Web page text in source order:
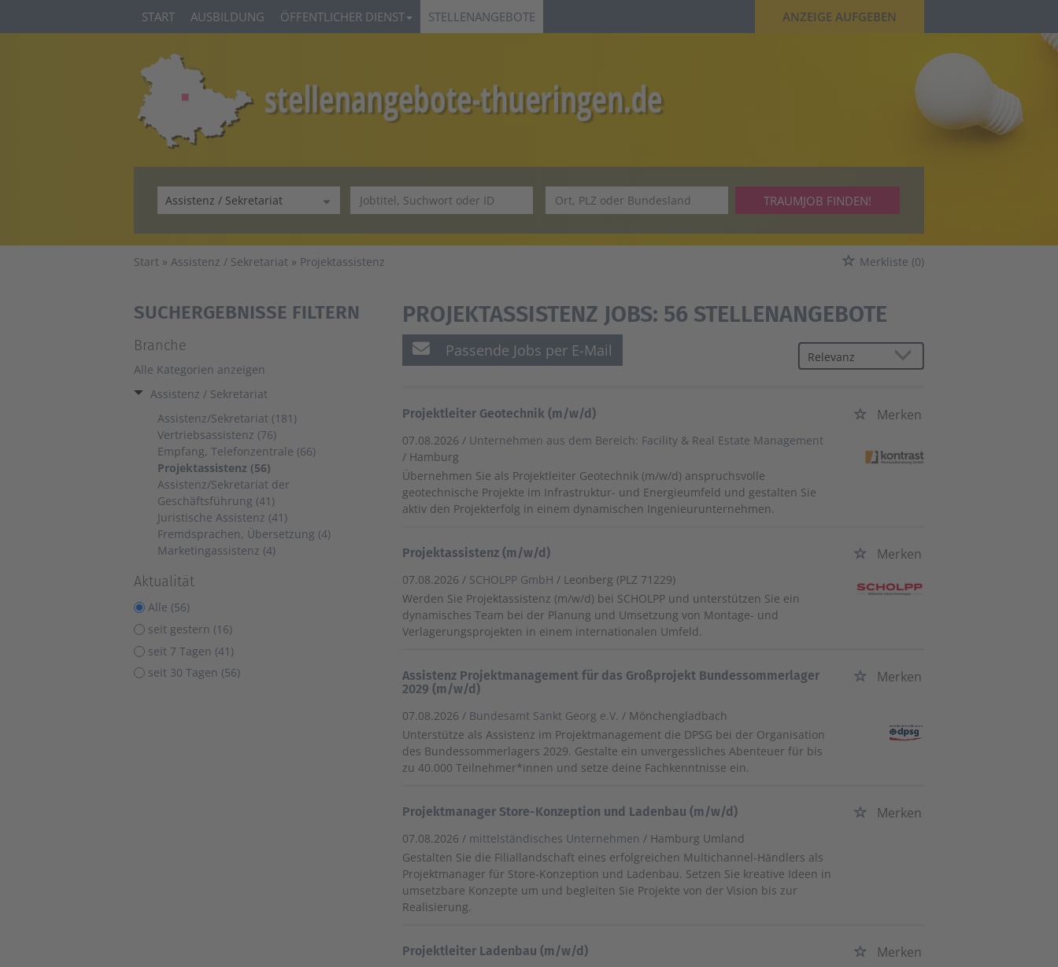
START AUSBILDUNG ÖFFENTLICHER DIENST STELLENANGEBOTE ANZEIGE AUFGEBEN
TRAUMJOB FINDEN!
Start Assistenz / Sekretariat Projektassistenz Merkliste (0)
SUCHERGEBNISSE FILTERN
Branche
Alle Kategorien anzeigen
Assistenz / Sekretariat
Assistenz/Sekretariat (181)
Vertriebsassistenz (76)
Empfang, Telefonzentrale (66)
Projektassistenz (56)
Assistenz/Sekretariat der
Geschäftsführung (41)
Juristische Assistenz (41)
Fremdsprachen, Übersetzung (4)
Marketingassistenz (4)
Aktualität
Alle (56)
seit gestern (16)
seit 7 Tagen (41)
seit 30 Tagen (56)
PROJEKTASSISTENZ JOBS: 56 STELLENANGEBOTE
Passende Jobs per E-Mail
Projektleiter Geotechnik (m/w/d) Merken
07.08.2026 / Unternehmen aus dem Bereich: Facility & Real Estate Management
/ Hamburg
Übernehmen Sie als Projektleiter Geotechnik (m/w/d) anspruchsvolle
geotechnische Projekte im Infrastruktur- und Energieumfeld und gestalten Sie
aktiv den Projekterfolg in einem dynamischen Ingenieurunternehmen.
Projektassistenz (m/w/d) Merken
07.08.2026 / SCHOLPP GmbH / Leonberg (PLZ 71229)
Werden Sie Projektassistenz (m/w/d) bei SCHOLPP und unterstützen Sie ein
dynamisches Team bei der Planung und Umsetzung von Montage- und
Verlagerungsprojekten in einem internationalen Umfeld.
Assistenz Projektmanagement für das Großprojekt Bundessommerlager
2029 (m/w/d)
Merken
07.08.2026 / Bundesamt Sankt Georg e.V. / Mönchengladbach
Unterstütze als Assistenz im Projektmanagement die DPSG bei der Organisation
des Bundessommerlagers 2029. Gestalte ein unvergessliches Abenteuer für bis
zu 40.000 Teilnehmer*innen und setze deine Fachkenntnisse ein.
Projektmanager Store-Konzeption und Ladenbau (m/w/d) Merken
07.08.2026 / mittelständisches Unternehmen / Hamburg Umland
Gestalten Sie die Filiallandschaft eines erfolgreichen Multichannel-Händlers als
Projektmanager für Store-Konzeption und Ladenbau. Setzen Sie kreative Ideen in
umsetzbare Konzepte um und begleiten Sie Projekte von der Vision bis zur
Realisierung.
Projektleiter Ladenbau (m/w/d) Merken